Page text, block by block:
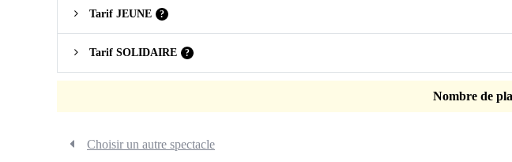
Tarif JEUNE ?
Tarif SOLIDAIRE ?
Nombre de
Choisir un autre spectacle